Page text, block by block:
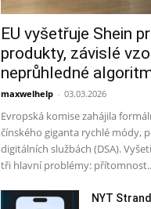
EU vyšetřuje Shein
produkty, závislé
neprůhledné
maxwelhelp - 03.03.2026
Evropská komise zahájila
čínského giganta rychlé módy,
digitálních službách (DSA).
tři hlavní problémy:
NYT